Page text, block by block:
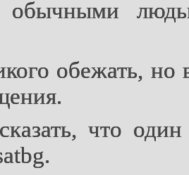
обежать, но
что